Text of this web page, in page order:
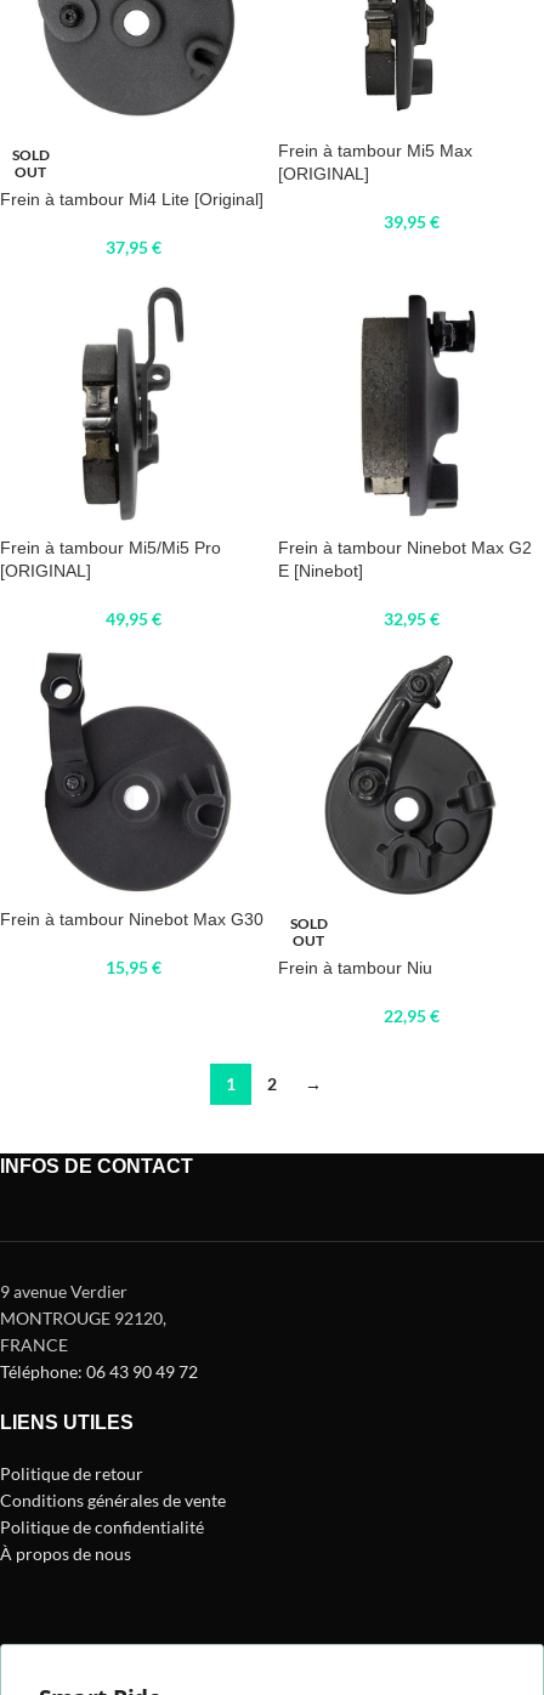
SOLD
OUT
Frein à tambour Mi4 Lite [Original]
37,95€
Frein à tambour Mi5 Max
[ORIGINAL]
39,95€
Frein à tambour Mi5/Mi5 Pro
[ORIGINAL]
49,95€
Frein à tambour Ninebot Max G2
E [Ninebot]
32,95€
Frein à tambour Ninebot Max G30
15,95€
SOLD
OUT
Frein à tambour Niu
22,95€
1 2 →
INFOS DE CONTACT
9 avenue Verdier
MONTROUGE 92120,
FRANCE
Téléphone: 06 43 90 49 72
LIENS UTILES
Politique de retour
Conditions générales de vente
Politique de confidentialité
À propos de nous